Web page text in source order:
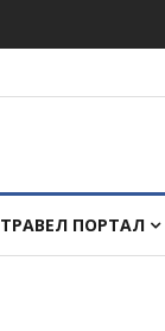
ТРАВЕЛ ПОРТАЛ